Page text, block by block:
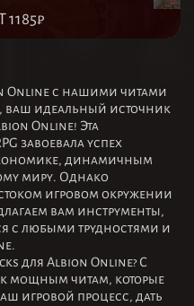
Online с нашими читами
ваш идеальный источник
Online! Эта
завоевала успех
динамичным
миру. Однако
игровом окружении
вам инструменты,
с любыми трудностями и
для Albion Online? С
к мощным читам, которые
игровой процесс, дать